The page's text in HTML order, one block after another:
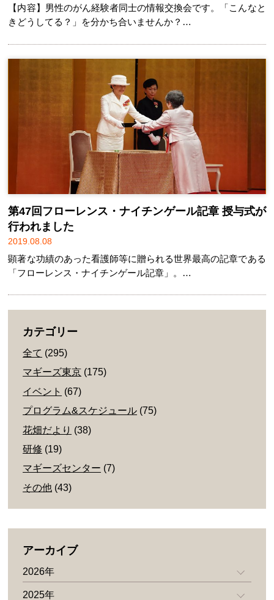
【内容】男性のがん経験者同士の情報交換会です。「こんなと
きどうしてる？」を分かち合いませんか？…
第47回フローレンス・ナイチンゲール記章 授与式が
行われました
2019.08.08
顕著な功績のあった看護師等に贈られる世界最高の記章である
「フローレンス・ナイチンゲール記章」。…
カテゴリー
全て (295)
マギーズ東京 (175)
イベント (67)
プログラム&スケジュール (75)
花畑だより (38)
研修 (19)
マギーズセンター (7)
その他 (43)
アーカイブ
2026年
2025年